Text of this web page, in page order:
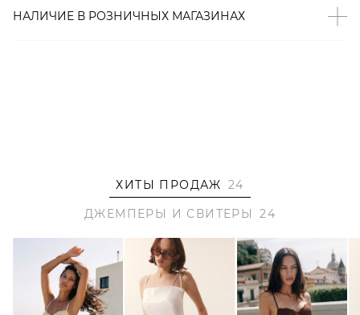
контролем бренда: КНР.
НАЛИЧИЕ В РОЗНИЧНЫХ МАГАЗИНАХ
ХИТЫ ПРОДАЖ 24
ДЖЕМПЕРЫ И СВИТЕРЫ
24